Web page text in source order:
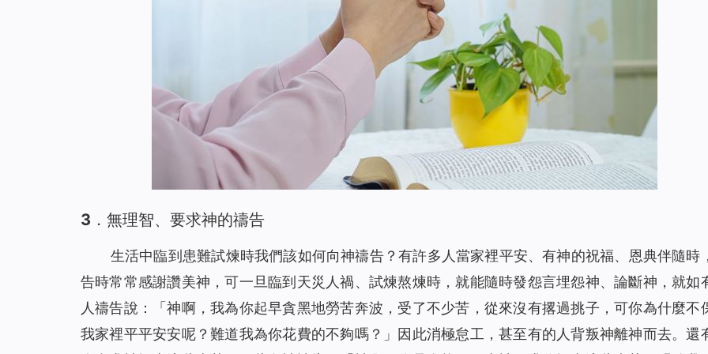
3．無理智、要求神的禱告
生活中臨到患難試煉時我們該如何向神禱告？有許多人當家裡平安、有神的祝福、恩典伴隨時
告時常常感謝讚美神，可一旦臨到天災人禍、試煉熬煉時，就能隨時發怨言埋怨神、論斷神，就如
人禱告說：「神啊，我為你起早貪黑地勞苦奔波，受了不少苦，從來沒有撂過挑子，可你為什麼不
我家裡平平安安呢？難道我為你花費的不夠嗎？」因此消極怠工，甚至有的人背叛神離神而去。還